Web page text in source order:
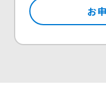
お